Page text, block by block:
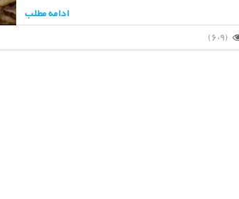
ادامه مطلب
(609)